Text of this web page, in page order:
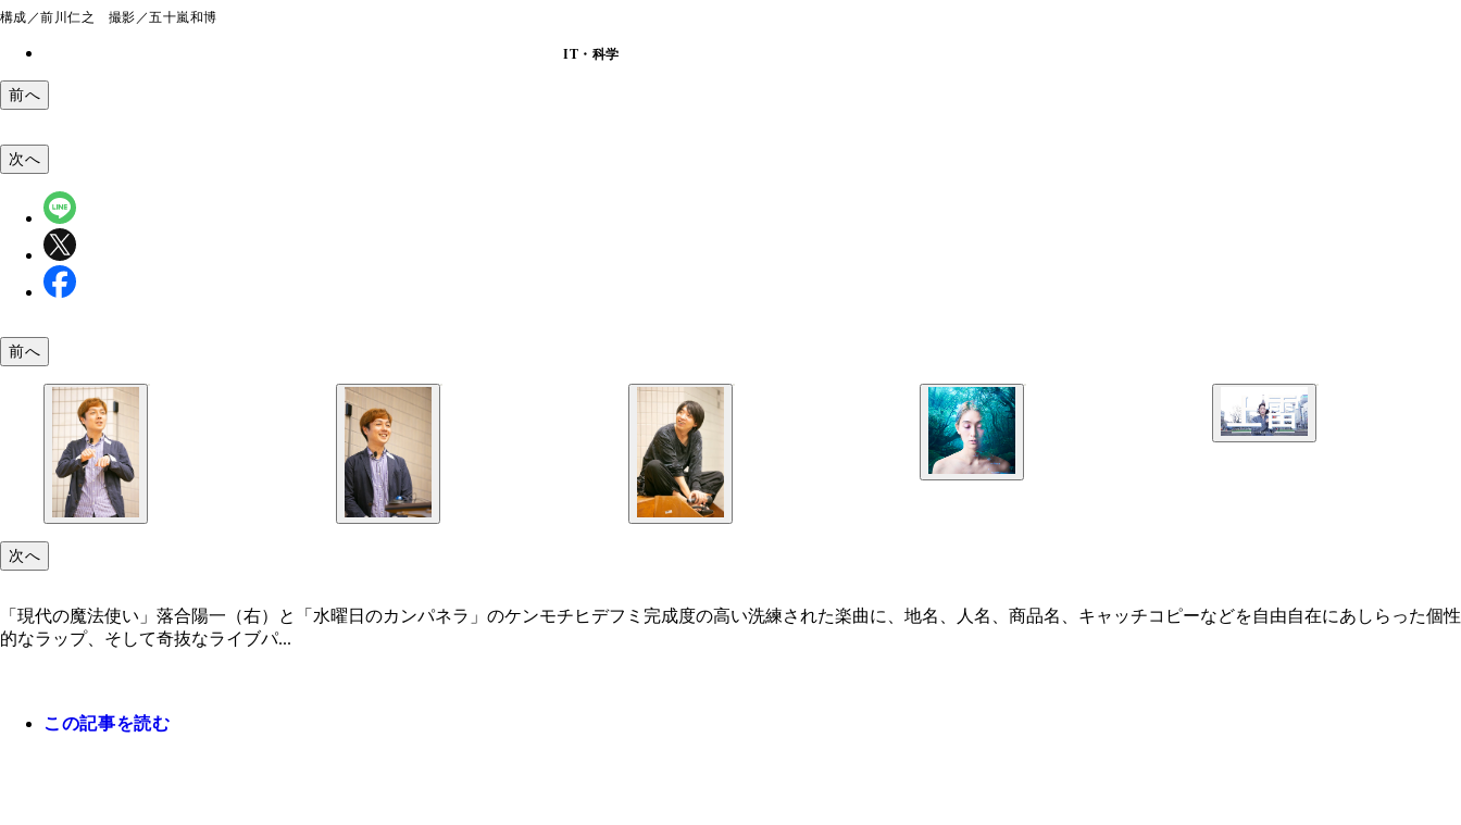
構成／前川仁之 撮影／五十嵐和博
IT・科学
前へ
次へ
前へ
次へ
「現代の魔法使い」落合陽一（右）と「水曜日のカンパネラ」のケンモチヒデフミ完成度の高い洗練された楽曲に、地名、人名、商品名、キャッチコピーなどを自由自在にあしらった個性
的なラップ、そして奇抜なライブパ...
この記事を読む